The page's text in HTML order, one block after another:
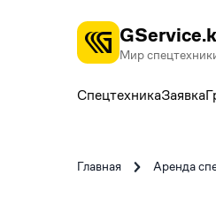
Мир
СпецтехникаЗаявка
Главная Аренда